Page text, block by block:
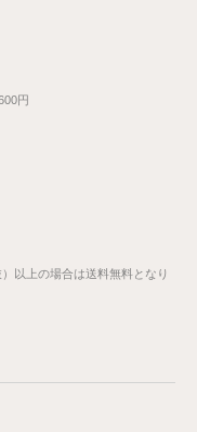
円
以上の場合は送料無料となり